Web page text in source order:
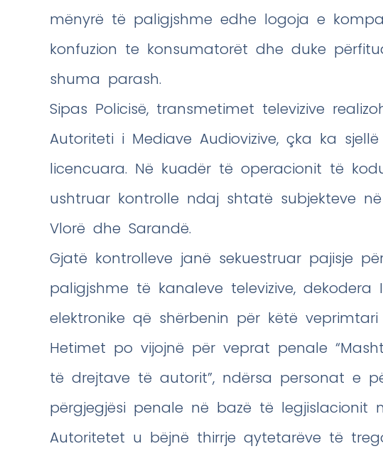
mënyrë të paligjshme edhe logoja e
konfuzion te konsumatorët dhe duke
shuma parash.
Sipas Policisë, transmetimet televizive
Autoriteti i Mediave Audiovizive, çka ka
licencuara. Në kuadër të operacionit të
ushtruar kontrolle ndaj shtatë subjekteve në
Vlorë dhe Sarandë.
Gjatë kontrolleve janë sekuestruar pajisje
paligjshme të kanaleve televizive, dekodera
elektronike që shërbenin për këtë
Hetimet po vijojnë për veprat penale
të drejtave të autorit”, ndërsa personat e
përgjegjësi penale në bazë të legjislacionit
Autoritetet u bëjnë thirrje qytetarëve të